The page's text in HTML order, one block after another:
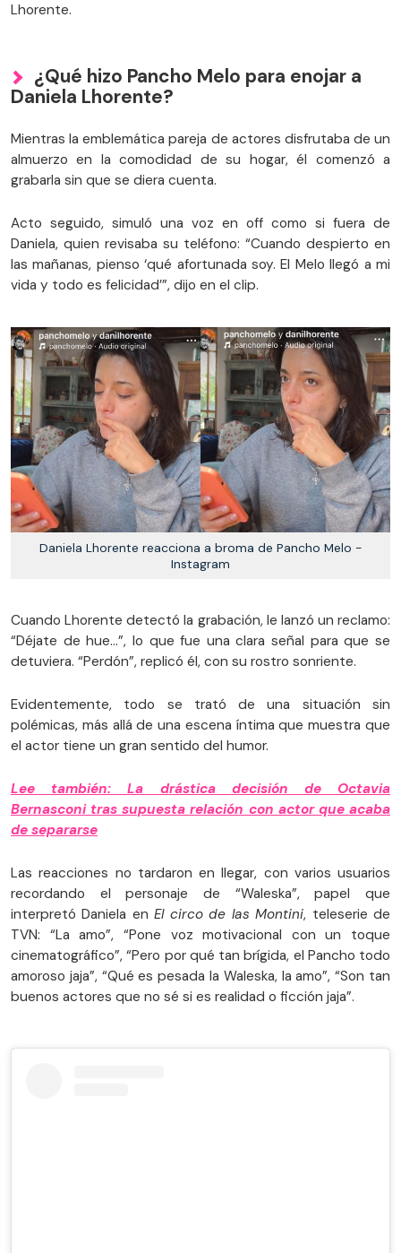
Lhorente.
¿Qué hizo Pancho Melo para enojar a
Daniela Lhorente?
Mientras la emblemática pareja de actores disfrutaba de un
almuerzo en la comodidad de su hogar, él comenzó a
grabarla sin que se diera cuenta.
Acto seguido, simuló una voz en off como si fuera de
Daniela, quien revisaba su teléfono: “Cuando despierto en
las mañanas, pienso ‘qué afortunada soy. El Melo llegó a mi
vida y todo es felicidad’”, dijo en el clip.
Daniela Lhorente reacciona a broma de Pancho Melo -
Instagram
Cuando Lhorente detectó la grabación, le lanzó un reclamo:
“Déjate de hue…”, lo que fue una clara señal para que se
detuviera. “Perdón”, replicó él, con su rostro sonriente.
Evidentemente, todo se trató de una situación sin
polémicas, más allá de una escena íntima que muestra que
el actor tiene un gran sentido del humor.
Lee también: La drástica decisión de Octavia
Bernasconi tras supuesta relación con actor que acaba
de separarse
Las reacciones no tardaron en llegar, con varios usuarios
recordando el personaje de “Waleska”, papel que
interpretó Daniela enEl circo de las Montini, teleserie de
TVN: “La amo”, “Pone voz motivacional con un toque
cinematográfico”, “Pero por qué tan brígida, el Pancho todo
amoroso jaja”, “Qué es pesada la Waleska, la amo”, “Son tan
buenos actores que no sé si es realidad o ficción jaja”.